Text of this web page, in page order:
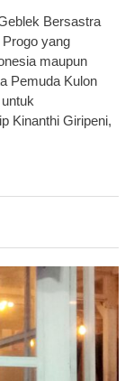
Bersastra
yang
maupun
Pemuda Kulon
Kinanthi Giripeni,